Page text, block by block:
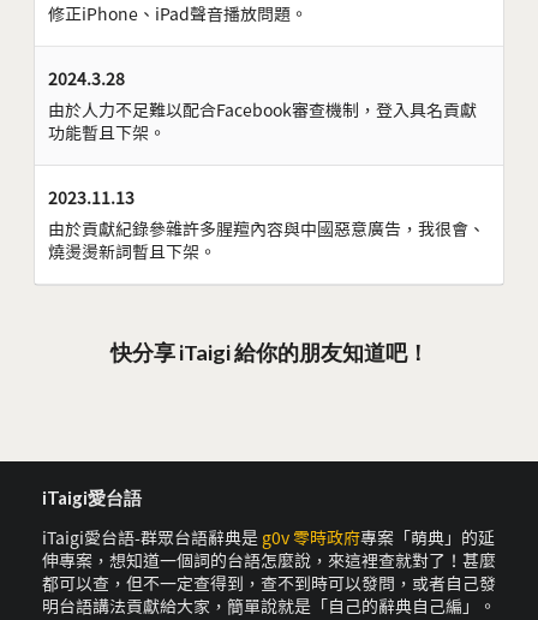
修正iPhone、iPad聲音播放問題。
2024.3.28
由於人力不足難以配合Facebook審查機制，登入具名貢獻
功能暫且下架。
2023.11.13
由於貢獻紀錄參雜許多腥羶內容與中國惡意廣告，我很會、
燒燙燙新詞暫且下架。
快分享 iTaigi 給你的朋友知道吧！
iTaigi愛台語
iTaigi愛台語-群眾台語辭典是 g0v 零時政府專案「萌典」的延
伸專案，想知道一個詞的台語怎麼說，來這裡查就對了！甚麼
都可以查，但不一定查得到，查不到時可以發問，或者自己發
明台語講法貢獻給大家，簡單說就是「自己的辭典自己編」。